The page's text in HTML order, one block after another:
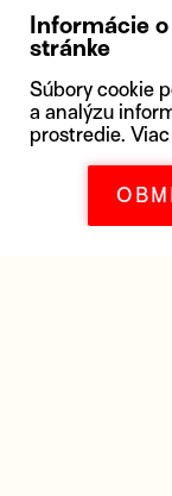
Informácie
stránke
Súbory cookie
a analýzu
prostredie.